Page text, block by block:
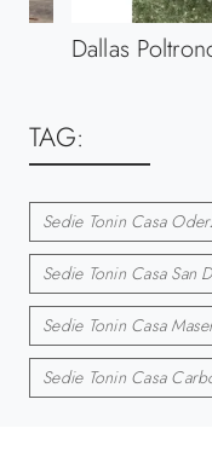
Dallas
TAG:
Sedie Tonin Casa
Sedie Tonin Casa San
Sedie Tonin Casa
Sedie Tonin Casa